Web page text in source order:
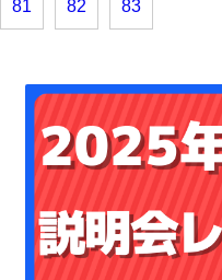
81 82 83